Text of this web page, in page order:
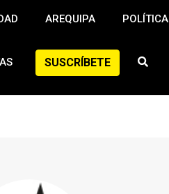
AREQUIPA POLÍTICA
SUSCRÍBETE